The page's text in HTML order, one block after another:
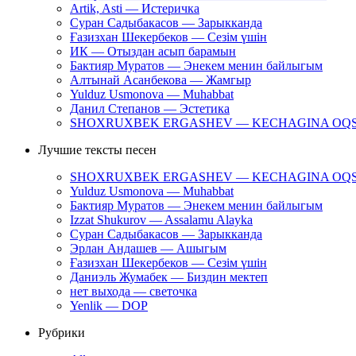
Artik, Asti — Истеричка
Суран Садыбакасов — Зарыкканда
Ғазизхан Шекербеков — Сезім үшін
ИК — Отыздан асып барамын
Бактияр Муратов — Энекем менин байлыгым
Алтынай Асанбекова — Жамгыр
Yulduz Usmonova — Muhabbat
Данил Степанов — Эстетика
SHOXRUXBEK ERGASHEV — KECHAGINA
Лучшие тексты песен
SHOXRUXBEK ERGASHEV — KECHAGINA
Yulduz Usmonova — Muhabbat
Бактияр Муратов — Энекем менин байлыгым
Izzat Shukurov — Assalamu Alayka
Суран Садыбакасов — Зарыкканда
Эрлан Андашев — Ашыгым
Ғазизхан Шекербеков — Сезім үшін
Даниэль Жумабек — Биздин мектеп
нет выхода — светочка
Yenlik — DOP
Рубрики